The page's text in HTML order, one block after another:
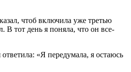
чтоб включила уже третью
В тот день я поняла, что он все-
«Я передумала, я остаюсь